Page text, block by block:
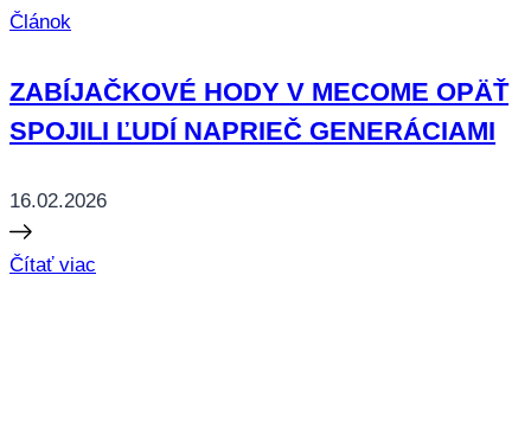
Článok
ZABÍJAČKOVÉ HODY V MECOME OPÄŤ
SPOJILI ĽUDÍ NAPRIEČ GENERÁCIAMI
16.02.2026
Čítať viac